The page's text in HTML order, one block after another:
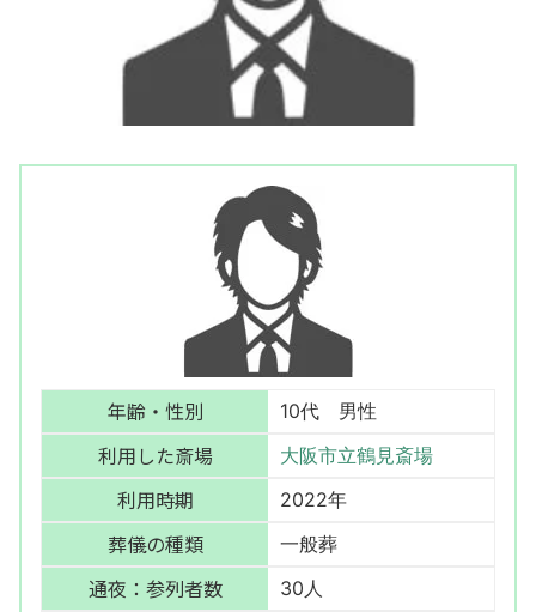
年齢・性別 10代 男性
利用した斎場 大阪市立鶴見斎場
利用時期 2022年
葬儀の種類 一般葬
通夜：参列者数 30人